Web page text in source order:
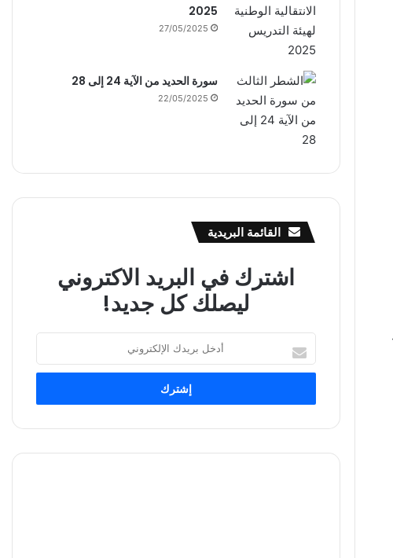
2025
27/05/2025
سورة الحديد من الآية 24 إلى 28
22/05/2025
القائمة البريدية
اشترك في البريد الاكتروني
ليصلك كل جديد!
بريدك